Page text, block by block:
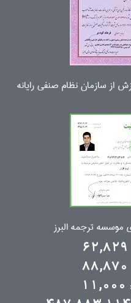
سازمان نظام صنفی رایانه
موسسه ترجمه البرز
62,829
88,870
11,000